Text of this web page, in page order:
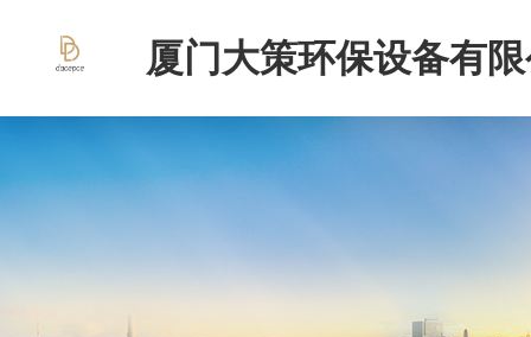
厦门大策环保设备有